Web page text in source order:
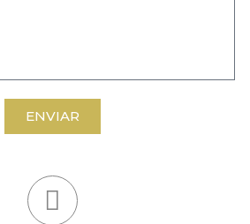
ENVIAR